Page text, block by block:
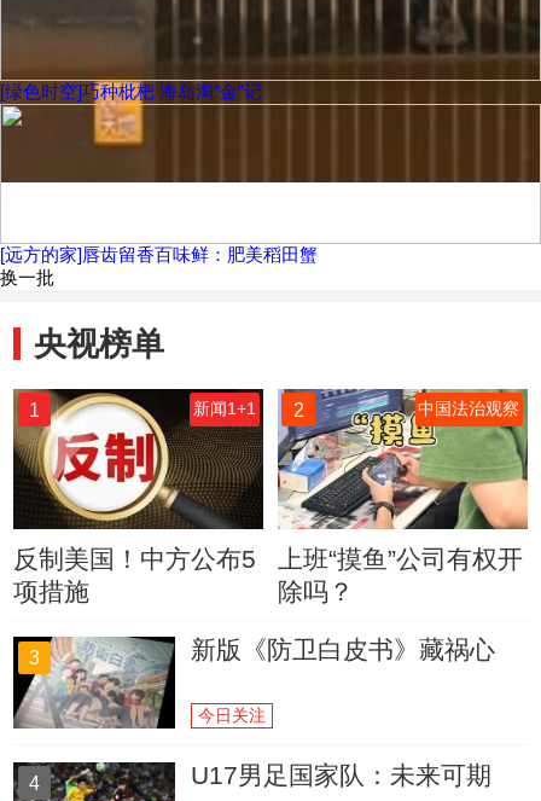
[绿色时空]巧种枇杷 海岛淘“金”记
[远方的家]唇齿留香百味鲜：肥美稻田蟹
换一批
央视榜单
1 新闻1+1
反制美国！中方公布5
项措施
2 中国法治观察
上班“摸鱼”公司有权开
除吗？
3 新版《防卫白皮书》藏祸心
今日关注
4 U17男足国家队：未来可期